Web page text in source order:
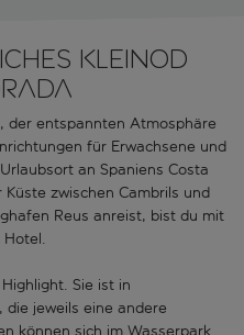
Kleinod
der entspannten Atmosphäre
für Erwachsene und
an Spaniens Costa
zwischen Cambrils und
Reus anreist, bist du mit
Hotel.
Sie ist in
jeweils eine andere